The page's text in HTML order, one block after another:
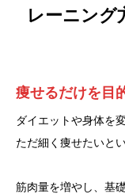
レーニング
痩せるだけを目
ダイエットや身体を
ただ細く痩せたいと
筋肉量を増やし、基